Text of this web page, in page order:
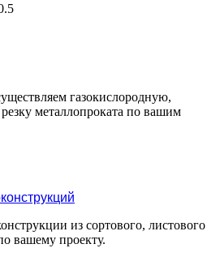
газокислородную,
металлопроката по вашим
из сортового, листового
вашему проекту.